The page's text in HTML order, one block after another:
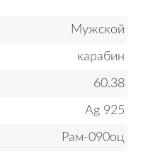
Мужской
карабин
60.38
Ag 925
Рам-090оц